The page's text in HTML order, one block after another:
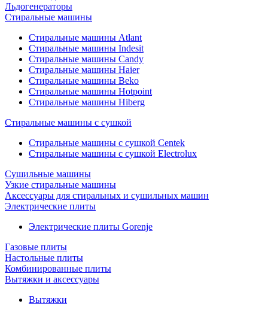
Льдогенераторы
Стиральные машины
Стиральные машины Atlant
Стиральные машины Indesit
Стиральные машины Candy
Стиральные машины Haier
Стиральные машины Beko
Стиральные машины Hotpoint
Стиральные машины Hiberg
Стиральные машины с сушкой
Стиральные машины с сушкой Centek
Стиральные машины с сушкой Electrolux
Сушильные машины
Узкие стиральные машины
Аксессуары для стиральных и сушильных машин
Электрические плиты
Электрические плиты Gorenje
Газовые плиты
Настольные плиты
Комбинированные плиты
Вытяжки и аксессуары
Вытяжки